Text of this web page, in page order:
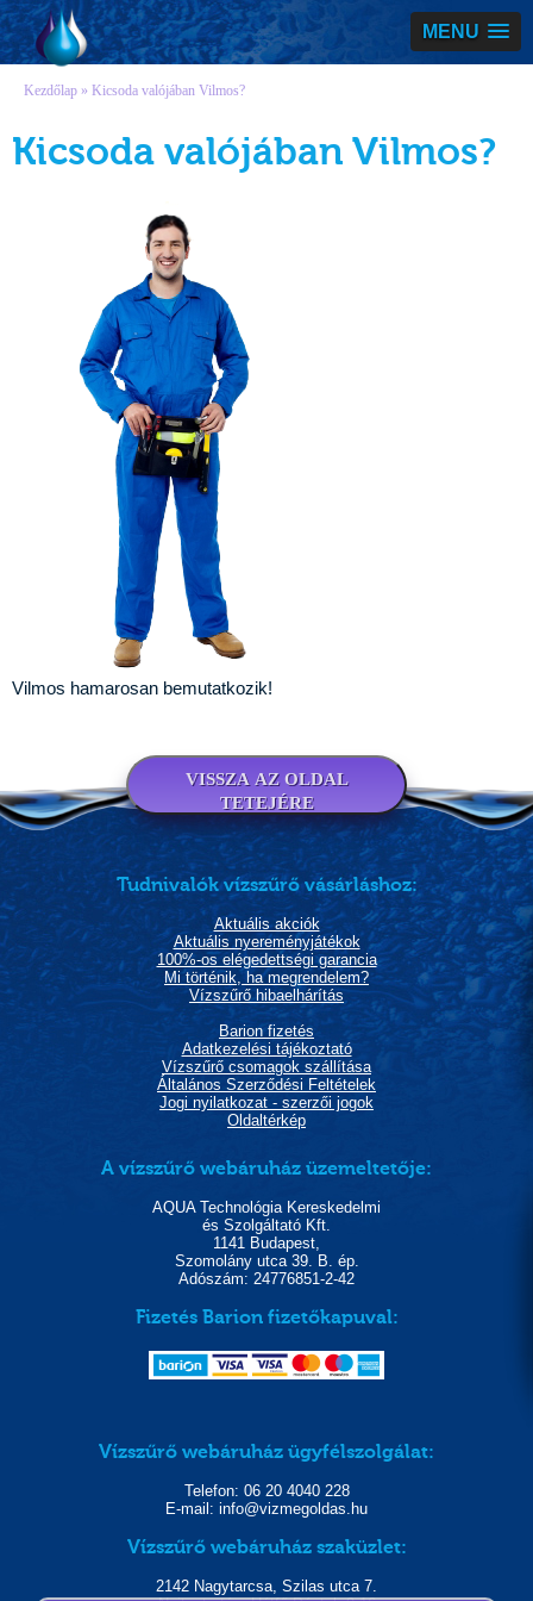
MENU
Vízmegoldás
Kezdőlap » Kicsoda valójában Vilmos?
Kicsoda valójában Vilmos?
Vilmos hamarosan bemutatkozik!
VISSZA AZ OLDAL
TETEJÉRE
Tudnivalók vízszűrő vásárláshoz:
Aktuális akciók
Aktuális nyereményjátékok
100%-os elégedettségi garancia
Mi történik, ha megrendelem?
Vízszűrő hibaelhárítás
Barion fizetés
Adatkezelési tájékoztató
Vízszűrő csomagok szállítása
Általános Szerződési Feltételek
Jogi nyilatkozat - szerzői jogok
Oldaltérkép
A vízszűrő webáruház üzemeltetője:
AQUA Technológia Kereskedelmi
és Szolgáltató Kft.
1141 Budapest,
Szomolány utca 39. B. ép.
Adószám: 24776851-2-42
Fizetés Barion fizetőkapuval:
Vízszűrő webáruház ügyfélszolgálat:
Telefon: 06 20 4040 228
E-mail: info@vizmegoldas.hu
Vízszűrő webáruház szaküzlet:
2142 Nagytarcsa, Szilas utca 7.